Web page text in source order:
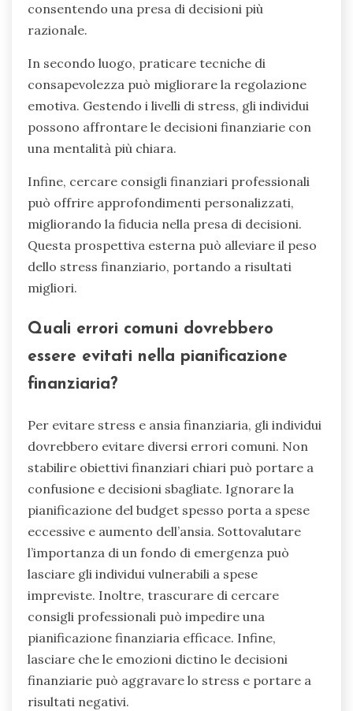
consentendo una presa di decisioni più
razionale.
In secondo luogo, praticare tecniche di
consapevolezza può migliorare la regolazione
emotiva. Gestendo i livelli di stress, gli individui
possono affrontare le decisioni finanziarie con
una mentalità più chiara.
Infine, cercare consigli finanziari professionali
può offrire approfondimenti personalizzati,
migliorando la fiducia nella presa di decisioni.
Questa prospettiva esterna può alleviare il peso
dello stress finanziario, portando a risultati
migliori.
Quali errori comuni dovrebbero
essere evitati nella pianificazione
finanziaria?
Per evitare stress e ansia finanziaria, gli individui
dovrebbero evitare diversi errori comuni. Non
stabilire obiettivi finanziari chiari può portare a
confusione e decisioni sbagliate. Ignorare la
pianificazione del budget spesso porta a spese
eccessive e aumento dell’ansia. Sottovalutare
l’importanza di un fondo di emergenza può
lasciare gli individui vulnerabili a spese
impreviste. Inoltre, trascurare di cercare
consigli professionali può impedire una
pianificazione finanziaria efficace. Infine,
lasciare che le emozioni dictino le decisioni
finanziarie può aggravare lo stress e portare a
risultati negativi.